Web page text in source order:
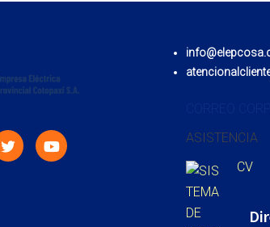
ASISTENCIA
CV